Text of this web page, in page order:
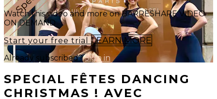
Watch this video and more on BARRESHAPE VIDEO
ON DEMAND
Start your free trial LEARN MORE
Already subscribed?Sign in
SPECIAL FÊTES DANCING
CHRISTMAS ! AVEC